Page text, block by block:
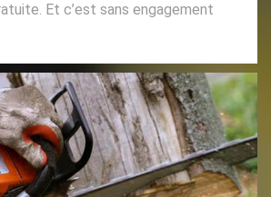
Et c’est sans engagement